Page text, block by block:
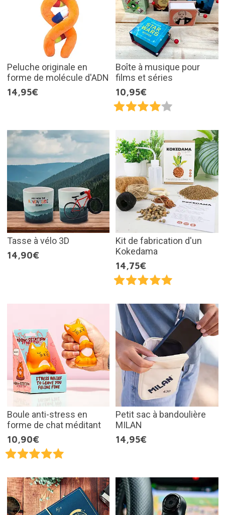
Peluche originale en
forme de molécule d'ADN
14,95€
Boîte à musique pour
films et séries
10,95€
Tasse à vélo 3D
14,90€
Kit de fabrication d'un
Kokedama
14,75€
Boule anti-stress en
forme de chat méditant
10,90€
Petit sac à bandoulière
MILAN
14,95€